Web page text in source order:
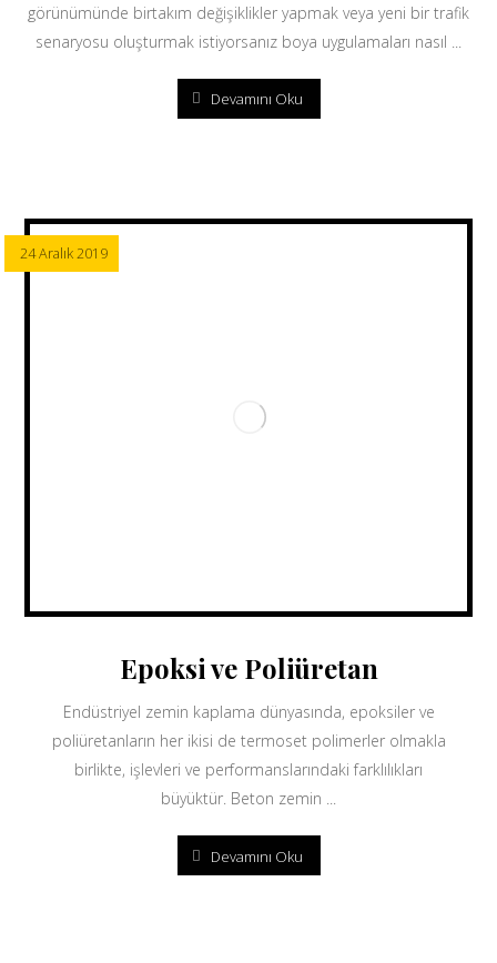
görünümünde birtakım değişiklikler yapmak veya yeni bir trafik
senaryosu oluşturmak istiyorsanız boya uygulamaları nasıl ...
Devamını Oku
Epoksi ve Poliüretan
24 Aralık 2019
Endüstriyel zemin kaplama dünyasında, epoksiler ve
poliüretanların her ikisi de termoset polimerler olmakla
birlikte, işlevleri ve performanslarındaki farklılıkları
büyüktür. Beton zemin ...
Devamını Oku